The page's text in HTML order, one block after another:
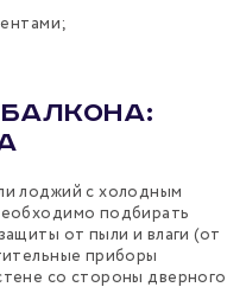
лоджий с холодным
подбирать
от пыли и влаги (от
приборы
со стороны дверного